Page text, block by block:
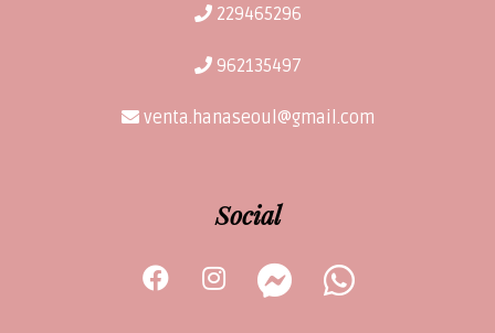
229465296
962135497
venta.hanaseoul@gmail.com
Social